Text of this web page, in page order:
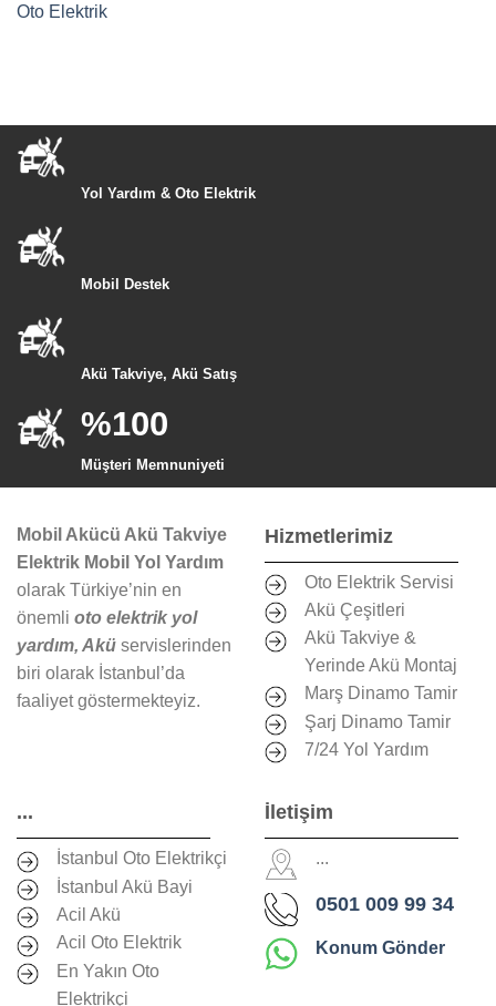
Oto Elektrik
Yol Yardım & Oto Elektrik
Mobil Destek
Akü Takviye, Akü Satış
%100
Müşteri Memnuniyeti
Mobil Akücü Akü Takviye
Elektrik Mobil Yol Yardım
olarak Türkiye’nin en
önemli oto elektrik yol
yardım, Akü servislerinden
biri olarak İstanbul’da
faaliyet göstermekteyiz.
Hizmetlerimiz
Oto Elektrik Servisi
Akü Çeşitleri
Akü Takviye &
Yerinde Akü Montaj
Marş Dinamo Tamir
Şarj Dinamo Tamir
7/24 Yol Yardım
...
İstanbul Oto Elektrikçi
İstanbul Akü Bayi
Acil Akü
Acil Oto Elektrik
En Yakın Oto
Elektrikçi
İletişim
...
0501 009 99 34
Konum Gönder